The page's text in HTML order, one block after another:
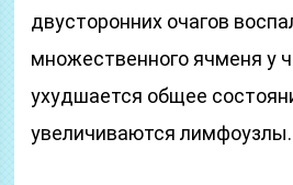
двусторонних очагов
множественного ячменя у
ухудшается общее
увеличиваются лимфоузлы.